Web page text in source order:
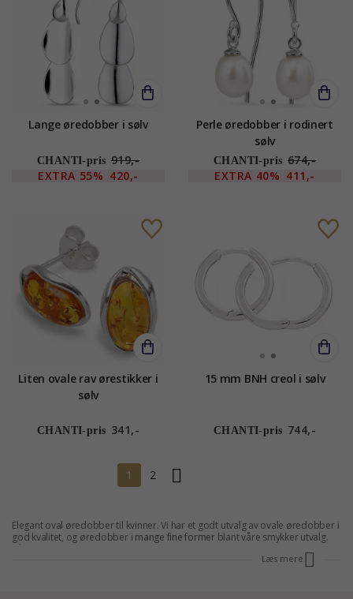
Lange øredobber i sølv
CHANTI-pris 919,-
EXTRA 55% 420,-
Perle øredobber i rodinert
sølv
CHANTI-pris 674,-
EXTRA 40% 411,-
Liten ovale rav ørestikker i
sølv
CHANTI-pris 341,-
15 mm BNH creol i sølv
CHANTI-pris 744,-
1 2
Elegant oval øredobber til kvinner. Vi har et godt utvalg av ovale øredobber i
god kvalitet, og øredobber i mange fine formerblant våre smykker utvalg.
Våre oval øredobber og
Denne typen øredobber vil se bra ut på de fleste kvinner og være et godt og
Læs mere